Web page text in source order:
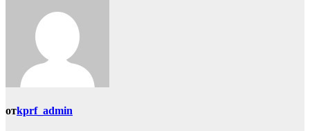
отkprf_admin